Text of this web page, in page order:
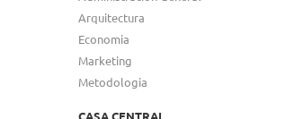
Arquitectura
Economia
Marketing
Metodologia
CASA CENTRAL